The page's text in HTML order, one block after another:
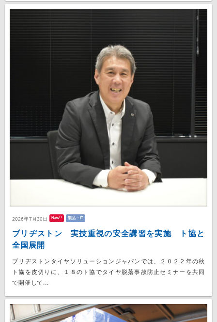
2026年7月30日 New!! 製品・IT
ブリヂストン 実技重視の安全講習を実施 ト協と
全国展開
ブリヂストンタイヤソリューションジャパンでは、２０２２年の秋
ト協を皮切りに、１８のト協でタイヤ脱落事故防止セミナーを共同
で開催して...